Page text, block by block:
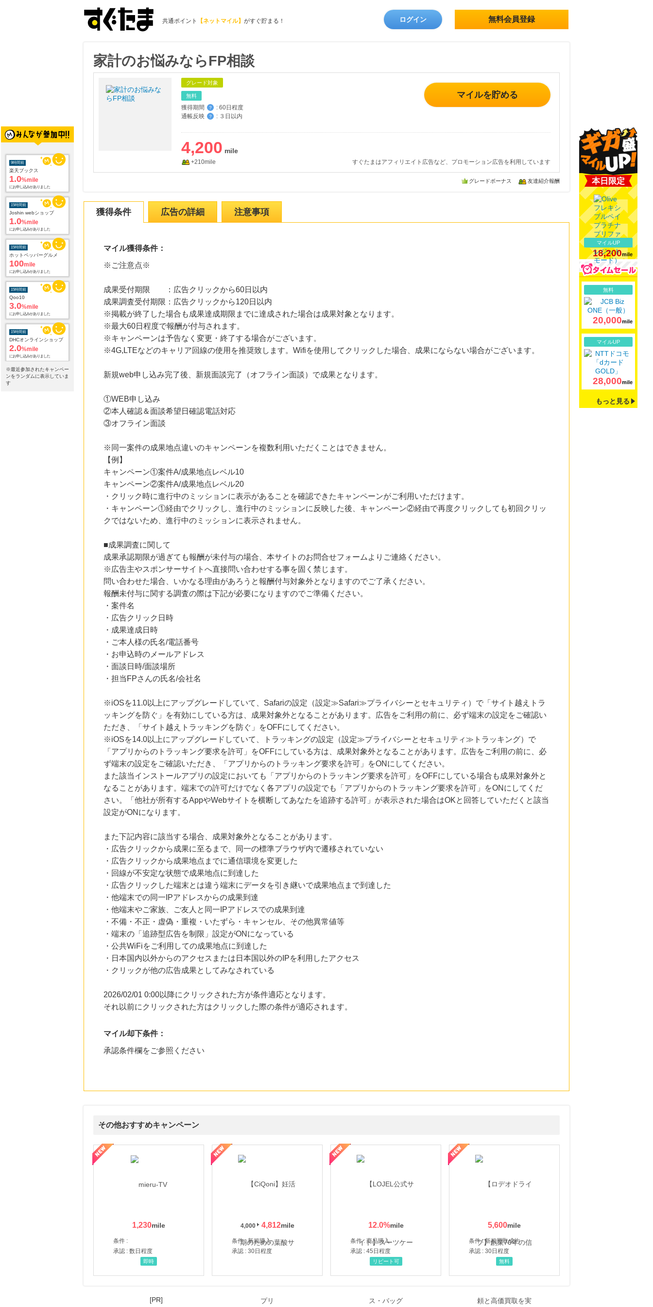
共通ポイント 【ネットマイル】 がすぐ貯まる！ ログイン 無料会員登録
9時間前
楽天ブックス
1.0%mile
にお申し込みがありました
15時間前
Joshin webショップ
1.0%mile
にお申し込みがありました
15時間前
ホットペッパーグルメ
100mile
にお申し込みがありました
15時間前
Qoo10
3.0%mile
にお申し込みがありました
15時間前
DHCオンラインショップ
2.0%mile
にお申し込みがありました
15時間前
電子貸本Renta!
※最近参加されたキャンペー
ンをランダムに表示していま
す
家計のお悩みならFP相談
グレード対象
無料
獲得期間 ？ : 60日程度
通帳反映
？ : ３日以内
マイルを貯める
4,200
+210mile すぐたまはアフィリエイト広告など、プロモーション広告を利用しています
グレードボーナス 友達紹介報酬
獲得条件 広告の詳細 注意事項
マイル獲得条件：
※ご注意点※
成果受付期限 ：広告クリックから60日以内
成果調査受付期限：広告クリックから120日以内
※掲載が終了した場合も成果達成期限までに達成された場合は成果対象となります。
※最大60日程度で報酬が付与されます。
※キャンペーンは予告なく変更・終了する場合がございます。
※4G,LTEなどのキャリア回線の使用を推奨致します。Wifiを使用してクリックした場合、成果にならない場合がございます。
新規web申し込み完了後、新規面談完了（オフライン面談）で成果となります。
①WEB申し込み
②本人確認＆面談希望日確認電話対応
③オフライン面談
※同一案件の成果地点違いのキャンペーンを複数利用いただくことはできません。
【例】
キャンペーン①案件A/成果地点レベル10
キャンペーン②案件A/成果地点レベル20
・クリック時に進行中のミッションに表示があることを確認できたキャンペーンがご利用いただけます。
・キャンペーン①経由でクリックし、進行中のミッションに反映した後、キャンペーン②経由で再度クリックしても初回クリッ
クではないため、進行中のミッションに表示されません。
■成果調査に関して
成果承認期限が過ぎても報酬が未付与の場合、本サイトのお問合せフォームよりご連絡ください。
※広告主やスポンサーサイトへ直接問い合わせする事を固く禁じます。
問い合わせた場合、いかなる理由があろうと報酬付与対象外となりますのでご了承ください。
報酬未付与に関する調査の際は下記が必要になりますのでご準備ください。
・案件名
・広告クリック日時
・成果達成日時
・ご本人様の氏名/電話番号
・お申込時のメールアドレス
・面談日時/面談場所
・担当FPさんの氏名/会社名
※iOSを11.0以上にアップグレードしていて、Safariの設定（設定≫Safari≫プライバシーとセキュリティ）で「サイト越えトラ
ッキングを防ぐ」を有効にしている方は、成果対象外となることがあります。広告をご利用の前に、必ず端末の設定をご確認い
ただき、「サイト越えトラッキングを防ぐ」をOFFにしてください。
※iOSを14.0以上にアップグレードしていて、トラッキングの設定（設定≫プライバシーとセキュリティ≫トラッキング）で
「アプリからのトラッキング要求を許可」をOFFにしている方は、成果対象外となることがあります。広告をご利用の前に、必
ず端末の設定をご確認いただき、「アプリからのトラッキング要求を許可」をONにしてください。
また該当インストールアプリの設定においても「アプリからのトラッキング要求を許可」をOFFにしている場合も成果対象外と
なることがあります。端末での許可だけでなく各アプリの設定でも「アプリからのトラッキング要求を許可」をONにしてくだ
さい。「他社が所有するAppやWebサイトを横断してあなたを追跡する許可」が表示された場合はOKと回答していただくと該当
設定がONになります。
また下記内容に該当する場合、成果対象外となることがあります。
・広告クリックから成果に至るまで、同一の標準ブラウザ内で遷移されていない
・広告クリックから成果地点までに通信環境を変更した
・回線が不安定な状態で成果地点に到達した
・広告クリックした端末とは違う端末にデータを引き継いで成果地点まで到達した
・他端末での同一IPアドレスからの成果到達
・他端末やご家族、ご友人と同一IPアドレスでの成果到達
・不備・不正・虚偽・重複・いたずら・キャンセル、その他異常値等
・端末の「追跡型広告を制限」設定がONになっている
・公共WiFiをご利用しての成果地点に到達した
・日本国内以外からのアクセスまたは日本国以外のIPを利用したアクセス
・クリックが他の広告成果としてみなされている
2026/02/01 0:00以降にクリックされた方が条件適応となります。
それ以前にクリックされた方はクリックした際の条件が適応されます。
マイル却下条件：
承認条件欄をご参照ください
その他おすすめキャンペーン
1,230
条件 :
承認 : 数日程度
即時
4,000 4,812
条件 : 新規購入
承認 : 30日程度
12.0%
条件 : 商品購入
承認 : 45日程度
【LOJEL公式サイト】スーツケース・バッグ
リピート可
5,600
条件 : 新規買取成約
承認 : 30日程度
【ロデオドライブ】創業70年の信頼と高価買取を実現！ブランド品・貴金属の無料査定
無料
本日限定
マイルUP
18,200mile
無料
20,000mile
マイルUP
28,000mile
もっと見る
[PR]